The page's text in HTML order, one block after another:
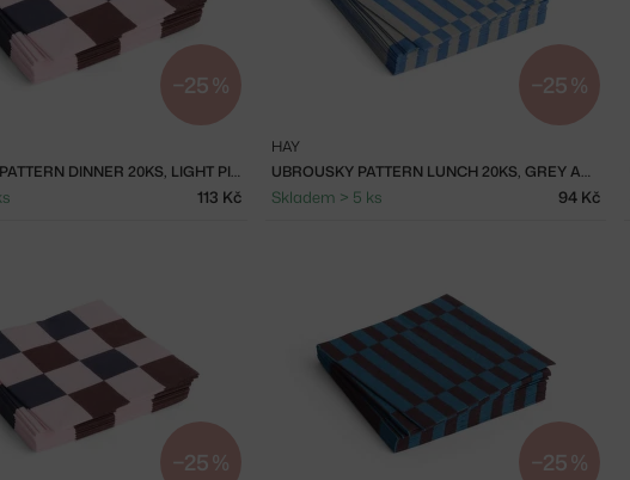
−25 %
UBROUSKY PATTERN DINNER 20KS, LIGHT PINK, BORDEAUX AND BLACK M CHECK
113 Kč
−25 %
UBROUSKY PATTERN LUNCH 20KS, GREY AND BLUE PILLAR STRIPE
HAY
Skladem > 5 ks 94 Kč
−25 % −25 %